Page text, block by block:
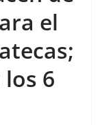
el
6